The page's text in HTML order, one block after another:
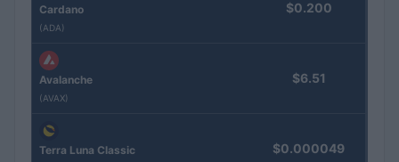
Cardano
(ADA)
$0.200
Avalanche
(AVAX)
$6.51
Terra Luna Classic $0.000049